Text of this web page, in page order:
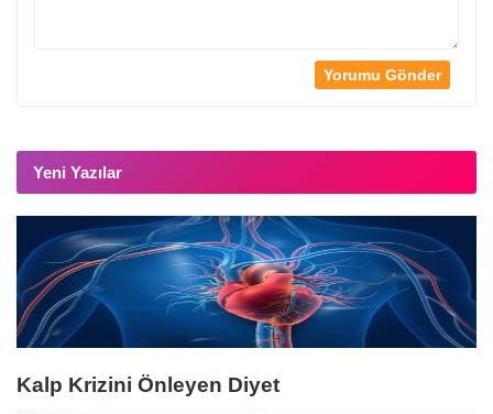
Yeni Yazılar
Kalp Krizini Önleyen Diyet